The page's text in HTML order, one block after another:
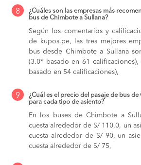
8
¿Cuáles son las empresas más
bus de Chimbote a Sullana?
Según los comentarios y
de kupos.pe, las tres mejores
bus desde Chimbote a Sullana
(3.0* basado en 61 calificaciones),
basado en 54 calificaciones),
9
¿Cuál es el precio del pasaje de bus
para cada tipo de asiento?
En los buses de Chimbote a
cuesta alrededor de S/ 110.0, un
cuesta alrededor de S/ 90, un
cuesta alrededor de S/ 75,